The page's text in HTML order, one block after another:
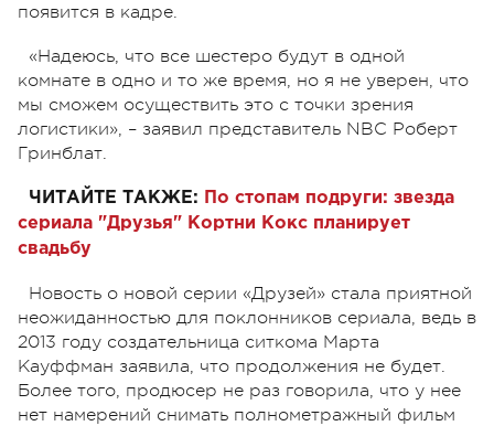
появится в кадре.
«Надеюсь, что все шестеро будут в одной
комнате в одно и то же время, но я не уверен, что
мы сможем осуществить это с точки зрения
логистики», – заявил представитель NBC Роберт
Гринблат.
ЧИТАЙТЕ ТАКЖЕ:
По стопам подруги: звезда
сериала "Друзья" Кортни Кокс планирует
свадьбу
Новость о новой серии «Друзей» стала приятной
неожиданностью для поклонников сериала, ведь в
2013 году создательница ситкома Марта
Кауффман заявила, что продолжения не будет.
Более того, продюсер не раз говорила, что у нее
нет намерений снимать полнометражный фильм